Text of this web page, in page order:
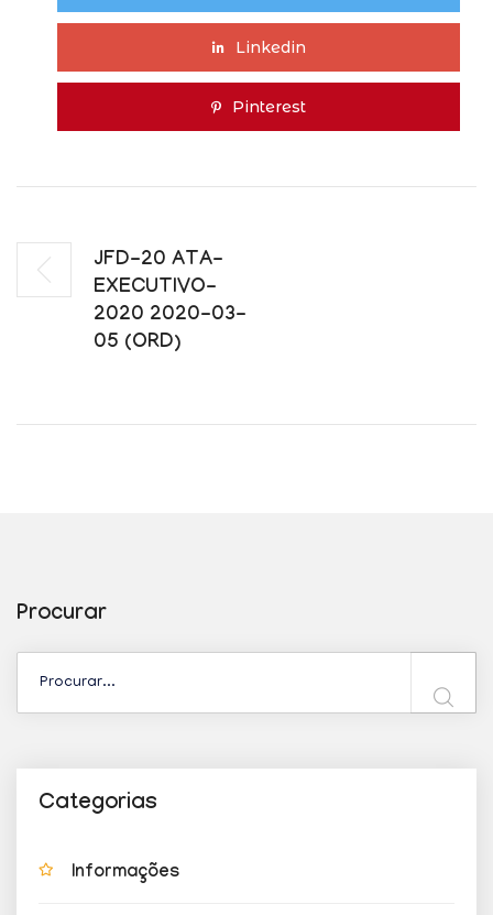
Linkedin
Pinterest
JFD-20 ATA-
EXECUTIVO-
2020 2020-03-
05 (ORD)
Procurar
Categorias
Informações